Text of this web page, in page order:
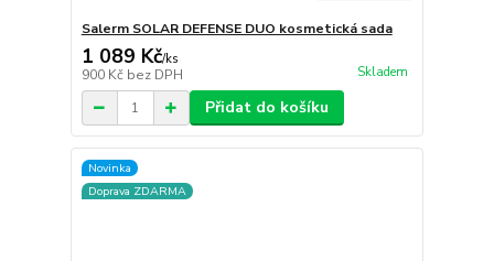
Salerm SOLAR DEFENSE DUO kosmetická sada
1 089 Kč/ks
900 Kč bez DPH Skladem
Přidat do košíku
Novinka
Doprava ZDARMA